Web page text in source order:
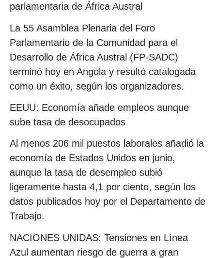
parlamentaria de África Austral
La 55 Asamblea Plenaria del Foro
Parlamentario de la Comunidad para el
Desarrollo de África Austral (FP-SADC)
terminó hoy en Angola y resultó catalogada
como un éxito, según los organizadores.
EEUU: Economía añade empleos aunque
sube tasa de desocupados
Al menos 206 mil puestos laborales añadió la
economía de Estados Unidos en junio,
aunque la tasa de desempleo subió
ligeramente hasta 4,1 por ciento, según los
datos publicados hoy por el Departamento de
Trabajo.
NACIONES UNIDAS: Tensiones en Línea
Azul aumentan riesgo de guerra a gran